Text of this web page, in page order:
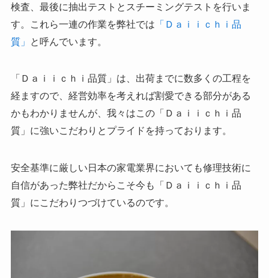
検査、最後に抽出テストとスチーミングテストを行いま
す。これら一連の作業を弊社では 「Ｄａｉｉｃｈｉ品
質」
と呼んでいます。
「Ｄａｉｉｃｈｉ品質」は、出荷までに数多くの工程を
経ますので、経営効率を考えれば割愛できる部分がある
かもわかりませんが、我々はこの「Ｄａｉｉｃｈｉ品
質」に強いこだわりとプライドを持っております。
安全基準に厳しい日本の家電業界においても修理技術に
自信があった弊社だからこそ今も「Ｄａｉｉｃｈｉ品
質」にこだわりつづけているのです。